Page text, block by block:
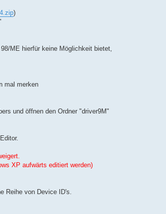
)
ME hierfür keine Möglichkeit bietet,
mal merken
und öffnen den Ordner "driver9M"
XP aufwärts editiert werden)
Reihe von Device ID's.